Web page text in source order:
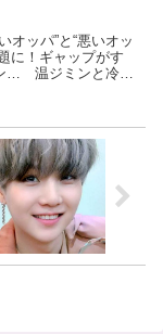
オッパ”と“悪いオッ
に！ギャップがす
… 温ジミンと冷ジ